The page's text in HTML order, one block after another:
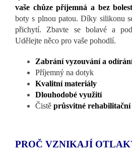
vaše chůze příjemná a bez
boty s plnou patou. Díky silikonu
přichytí. Zbavte se bolavé a
Udělejte něco pro vaše pohodlí.
Zabrání vyzouvání a
Příjemný na dotyk
Kvalitní materiály
Dlouhodobé využití
Čistě průsvitné rehabilitační
PROČ VZNIKAJÍ